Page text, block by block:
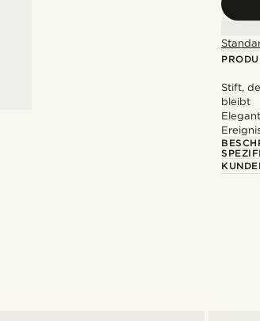
Stift,
bleibt